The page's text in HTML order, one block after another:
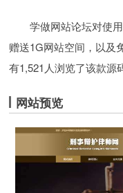
学做网站论坛对使
赠送1G网站空间，以及
有1,521人浏览了该款源
网站预览